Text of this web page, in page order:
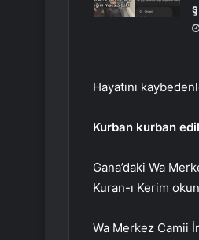
Hayatını
Kurban kurban
Gana’daki Wa
Kuran-ı Kerim
Wa Merkez Camii